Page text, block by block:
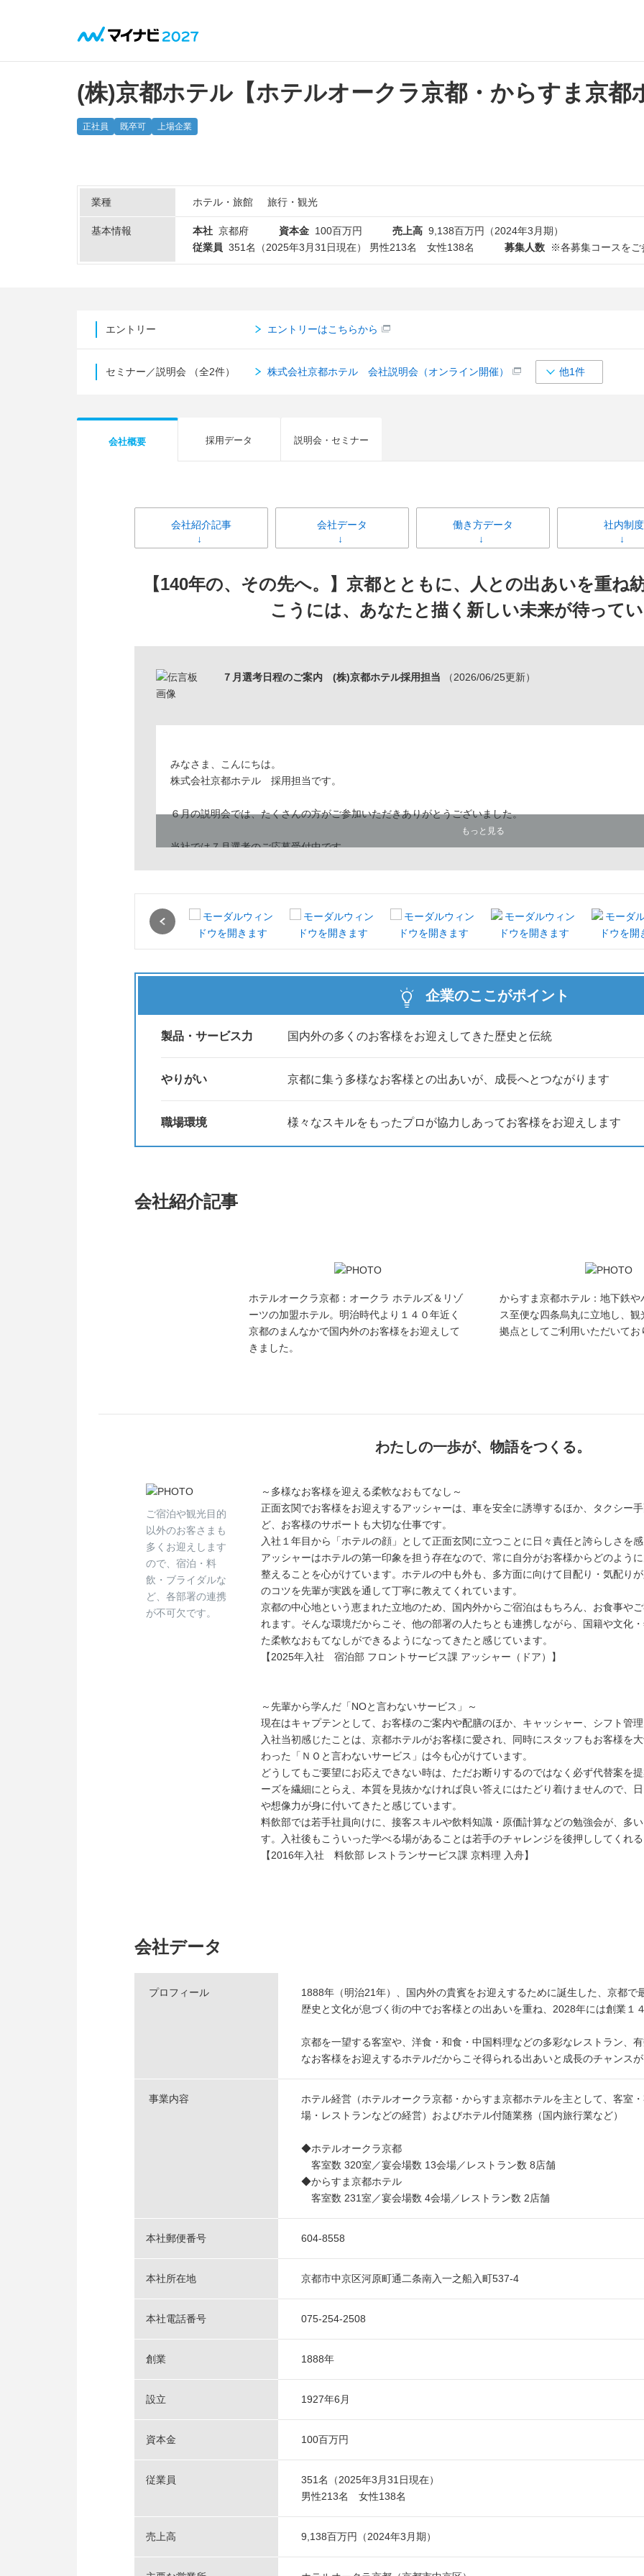
(株)京都ホテル【ホテルオークラ京都・からすま京都
正社員 既卒可 上場企業
業種 ホテル・旅館 旅行・観光
基本情報 本社 京都府 資本金 100百万円 売上高 9,138百万円（2024年3月期）
従業員 351名（2025年3月31日現在） 男性213名 女性138名 募集人数 ※各募集コースをご
エントリー エントリーはこちらから
セミナー／説明会 （全2件） 株式会社京都ホテル 会社説明会（オンライン開催） 他1件
会社概要 採用データ 説明会・セミナー
会社紹介記事 会社データ 働き方データ 社内制度
【140年の、その先へ。】京都とともに、人との出あいを重ね
こうには、あなたと描く新しい未来が待って
７月選考日程のご案内 (株)京都ホテル採用担当 （2026/06/25更新）
みなさま、こんにちは。
株式会社京都ホテル 採用担当です。
６月の説明会では、たくさんの方がご参加いただきありがとうございました。
当社では７月選考のご応募受付中です。
【７月採用選考日程】
書類選考（エントリーシート提出）：７月１日（水）締切
※選考へのご応募には、会社説明会へのご参加が必要です。
７月以降の説明会開催は、未定です。
もっと見る
企業のここがポイント
製品・サービス力 国内外の多くのお客様をお迎えしてきた歴史と伝統
やりがい 京都に集う多様なお客様との出あいが、成長へとつながります
職場環境 様々なスキルをもったプロが協力しあってお客様をお迎えします
会社紹介記事
ホテルオークラ京都：オークラ ホテルズ＆リゾ
ーツの加盟ホテル。明治時代より１４０年近く
京都のまんなかで国内外のお客様をお迎えして
きました。
からすま京都ホテル：地下鉄や
ス至便な四条烏丸に立地し、観
拠点としてご利用いただいてお
わたしの一歩が、物語をつくる。
ご宿泊や観光目的
以外のお客さまも
多くお迎えします
ので、宿泊・料
飲・ブライダルな
ど、各部署の連携
が不可欠です。
～多様なお客様を迎える柔軟なおもてなし～
正面玄関でお客様をお迎えするアッシャーは、車を安全に誘導するほか、タクシー
ど、お客様のサポートも大切な仕事です。
入社１年目から「ホテルの顔」として正面玄関に立つことに日々責任と誇らしさを
アッシャーはホテルの第一印象を担う存在なので、常に自分がお客様からどのよう
整えることを心がけています。ホテルの中も外も、多方面に向けて目配り・気配り
のコツを先輩が実践を通して丁寧に教えてくれています。
京都の中心地という恵まれた立地のため、国内外からご宿泊はもちろん、お食事や
れます。そんな環境だからこそ、他の部署の人たちとも連携しながら、国籍や文化
た柔軟なおもてなしができるようになってきたと感じています。
【2025年入社 宿泊部 フロントサービス課 アッシャー（ドア）】
～先輩から学んだ「NOと言わないサービス」～
現在はキャプテンとして、お客様のご案内や配膳のほか、キャッシャー、シフト管
入社当初感じたことは、京都ホテルがお客様に愛され、同時にスタッフもお客様を
わった「ＮＯと言わないサービス」は今も心がけています。
どうしてもご要望にお応えできない時は、ただお断りするのではなく必ず代替案を
ーズを繊細にとらえ、本質を見抜かなければ良い答えにはたどり着けませんので、
や想像力が身に付いてきたと感じています。
料飲部では若手社員向けに、接客スキルや飲料知識・原価計算などの勉強会が、多
す。入社後もこういった学べる場があることは若手のチャレンジを後押ししてくれ
【2016年入社 料飲部 レストランサービス課 京料理 入舟】
会社データ
プロフィール
1888年（明治21年）、国内外の貴賓をお迎えするために誕生した、京都で
歴史と文化が息づく街の中でお客様との出あいを重ね、2028年には創業１
京都を一望する客室や、洋食・和食・中国料理などの多彩なレストラン、
なお客様をお迎えするホテルだからこそ得られる出あいと成長のチャンス
事業内容
ホテル経営（ホテルオークラ京都・からすま京都ホテルを主として、客室
場・レストランなどの経営）およびホテル付随業務（国内旅行業など）
◆ホテルオークラ京都
客室数 320室／宴会場数 13会場／レストラン数 8店舗
◆からすま京都ホテル
客室数 231室／宴会場数 4会場／レストラン数 2店舗
本社郵便番号 604-8558
本社所在地 京都市中京区河原町通二条南入一之船入町537-4
本社電話番号 075-254-2508
創業 1888年
設立 1927年6月
資本金 100百万円
従業員
351名（2025年3月31日現在）
男性213名 女性138名
売上高 9,138百万円（2024年3月期）